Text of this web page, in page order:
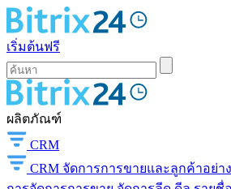
เริ่มต้นฟรี
ผลิตภัณฑ์
CRM
CRM จัดการการขายและลูกค้าอย่า